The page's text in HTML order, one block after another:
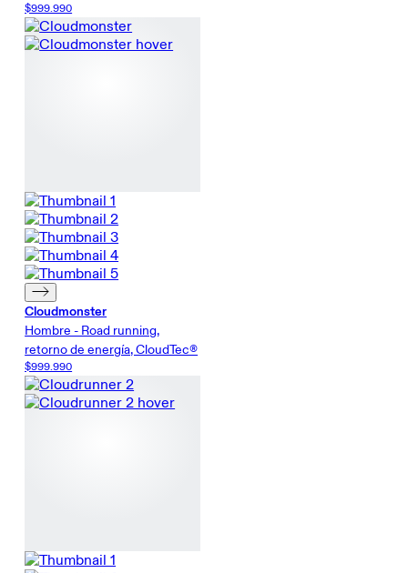
$999.990
Cloudmonster
Hombre - Road running,
retorno de energía, CloudTec®
$999.990